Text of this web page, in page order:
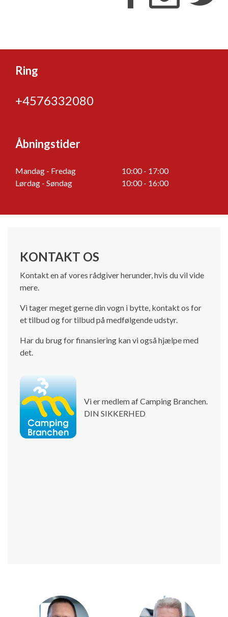
Ring
+4576332080
Åbningstider
Mandag - Fredag
10:00 - 17:00
Lørdag - Søndag
10:00 - 16:00
KONTAKT OS
Kontakt en af vores rådgiver herunder, hvis du vil vide
mere.
Vi tager meget gerne din vogn i bytte, kontakt os for
et tilbud og for tilbud på medfølgende udstyr.
Har du brug for finansiering kan vi også hjælpe med
det.
Vi er medlem af Camping Branchen.
DIN SIKKERHED